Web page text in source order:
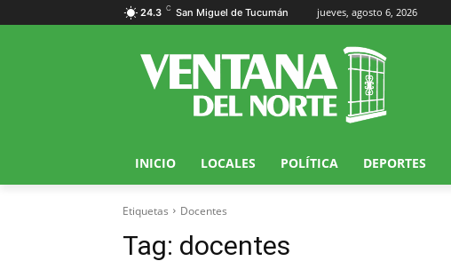
24.3 C San Miguel de Tucumán jueves, agosto 6, 2026
INICIO LOCALES POLÍTICA DEPORTES
Etiquetas Docentes
Tag: docentes